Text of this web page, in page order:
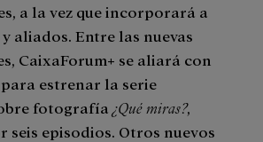
a la vez que incorporará a
aliados. Entre las nuevas
CaixaForum+ se aliará con
estrenar la serie
fotografía ¿Qué miras?,
seis episodios. Otros nuevos